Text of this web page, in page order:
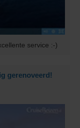
service :-)
gerenoveerd!